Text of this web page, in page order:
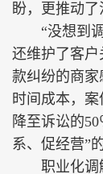
盼，更推动了
“没想到调
还维护了客户
款纠纷的商
时间成本，
降至诉讼的
系、促经营”
职业化调解